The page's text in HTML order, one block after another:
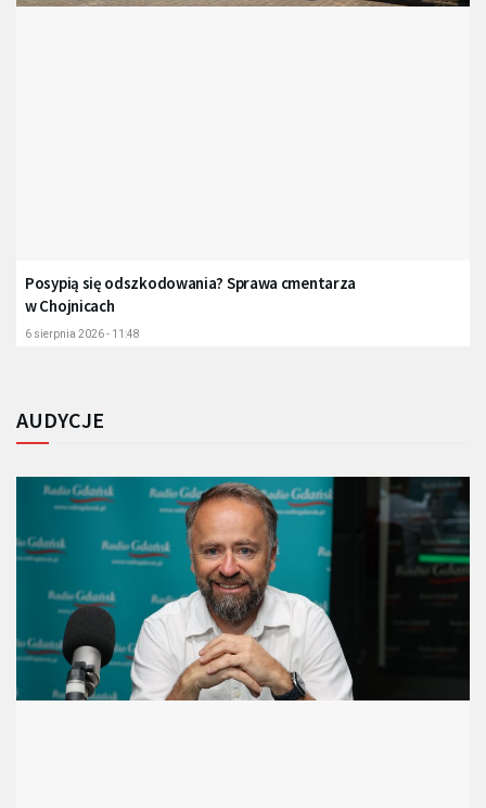
Posypią się odszkodowania? Sprawa cmentarza
w Chojnicach
6 sierpnia 2026 - 11:48
AUDYCJE